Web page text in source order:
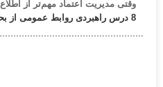
وقتی مدیریت اعتماد مهم‌تر از
8 درس راهبردی روابط عمومی از بحران‌های ۲۰۲۵